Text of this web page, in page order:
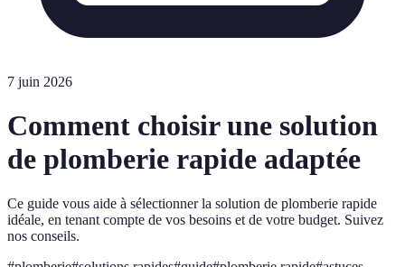
7 juin 2026
Comment choisir une solution
de plomberie rapide adaptée
Ce guide vous aide à sélectionner la solution de plomberie rapide
idéale, en tenant compte de vos besoins et de votre budget. Suivez
nos conseils.